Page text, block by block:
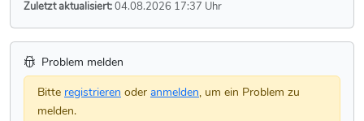
Zuletzt aktualisiert:04.08.2026 17:37 Uhr
Problem melden
Bitte registrieren oder anmelden, um ein Problem zu
melden.